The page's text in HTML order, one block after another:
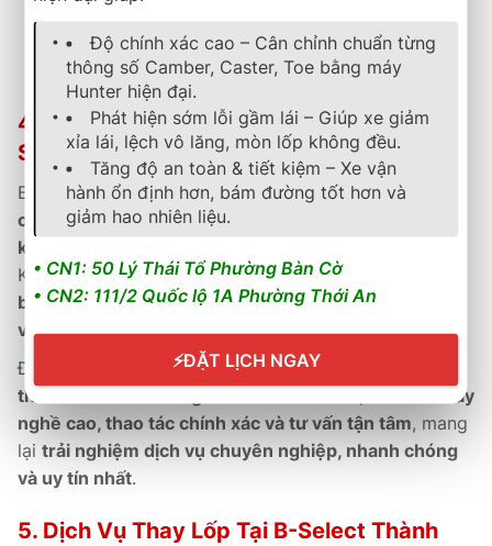
Tiết kiệm năng lượng – bền bỉ – êm ái – thân thiện môi
trường.
4. Chính Sách Bảo Hành & Hậu Mãi Tại B-
Select Thành Phát
B-Select Thành Phát cam kếtphân phối sản phẩm
chính hãng 100%, đi kèm
kích hoạt online
Khách hàng đượckiểm tra định kỳ, cân bằng động và
bơm ni-tơ miễn phí, giúpduy trì hiệu suất vận hành
và kéo dài tuổi thọ lốp.
Đội ngũ kỹ thuật viên tại Thành Phát được
theo tiêu chuẩn Bridgestone & Hankook
tay
nghề cao, thao tác chính xác và tư vấn tận tâm, mang
lại trải nghiệm dịch vụ chuyên nghiệp, nhanh chóng
và uy tín nhất.
5. Dịch Vụ Thay Lốp Tại B-Select Thành
Độ chính xác cao – Cân chỉnh chuẩn từng
thông số Camber, Caster, Toe bằng máy
Hunter hiện đại.
Phát hiện sớm lỗi gầm lái – Giúp xe giảm
xỉa lái, lệch vô lăng, mòn lốp không đều.
Tăng độ an toàn & tiết kiệm – Xe vận
hành ổn định hơn, bám đường tốt hơn và
giảm hao nhiên liệu.
• CN1: 50 Lý Thái Tổ Phường Bàn Cờ
• CN2: 111/2 Quốc lộ 1A Phường Thới An
⚡ĐẶT LỊCH NGAY